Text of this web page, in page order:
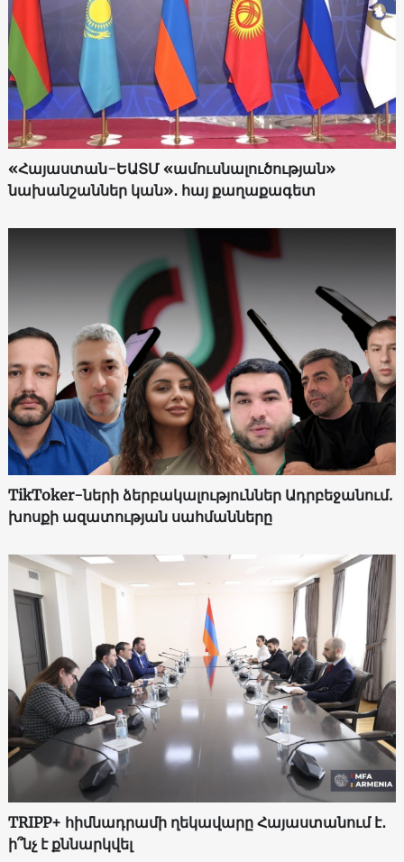
«Հայաստան-ԵԱՏՄ «ամուսնալուծության»
նախանշաններ կան»․ հայ քաղաքագետ
TikToker-ների ձերբակալություններ Ադրբեջանում.
խոսքի ազատության սահմանները
TRIPP+ հիմնադրամի ղեկավարը Հայաստանում է․
ի՞նչ է քննարկվել